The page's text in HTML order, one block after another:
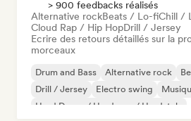
> 900 feedbacks réalisés
Alternative rockBeats / Lo-fiChill /
Cloud Rap / Hip HopDrill / Jersey
Ecrire des retours détaillés sur la
morceaux
Drum and Bass Alternative rock
Drill / Jersey
Electro swing
Hard Dance / Hardcore / Hardstyle